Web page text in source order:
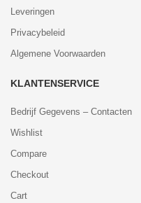
Leveringen
Privacybeleid
Algemene Voorwaarden
KLANTENSERVICE
Bedrijf Gegevens – Contacten
Wishlist
Compare
Checkout
Cart